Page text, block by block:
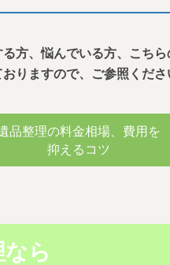
方、悩んでいる方、こちら
りますので、ご参照くださ
品整理の料金相場、費用を
抑えるコツ
ら